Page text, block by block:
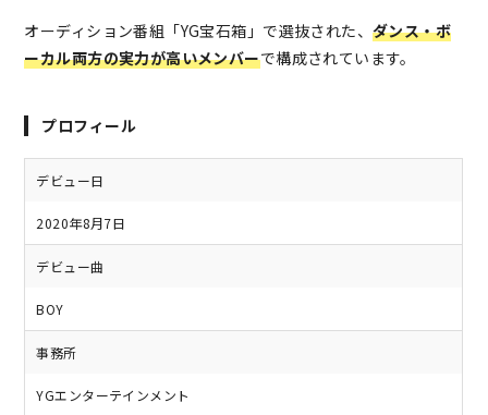
オーディション番組「YG宝石箱」で選抜された、ダンス・ボ
ーカル両方の実力が高いメンバーで構成されています。
プロフィール
デビュー日
2020年8月7日
デビュー曲
BOY
事務所
YGエンターテインメント